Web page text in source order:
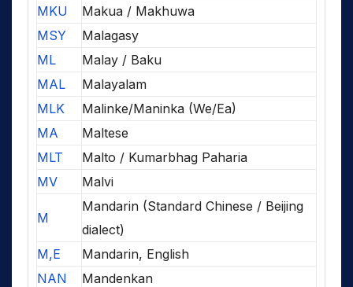
MKU
Makua / Makhuwa
MSY
Malagasy
ML
Malay / Baku
MAL
Malayalam
MLK
Malinke/Maninka (We/Ea)
MA
Maltese
MLT
Malto / Kumarbhag Paharia
MV
Malvi
M
Mandarin (Standard Chinese / Beijing
dialect)
M,E
Mandarin, English
NAN
Mandenkan